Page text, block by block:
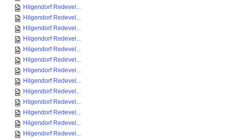
Hilgendorf Redevel...
Hilgendorf Redevel...
Hilgendorf Redevel...
Hilgendorf Redevel...
Hilgendorf Redevel...
Hilgendorf Redevel...
Hilgendorf Redevel...
Hilgendorf Redevel...
Hilgendorf Redevel...
Hilgendorf Redevel...
Hilgendorf Redevel...
Hilgendorf Redevel...
Hilgendorf Redevel...